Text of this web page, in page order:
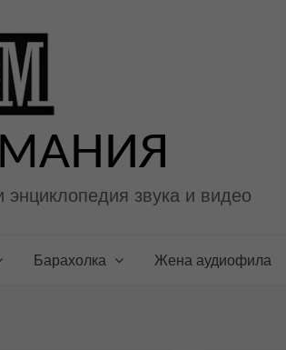
звука и видео
Барахолка Жена аудиофила